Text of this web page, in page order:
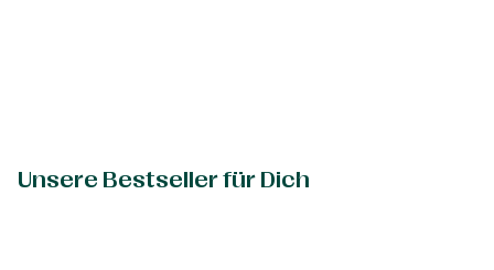
Unsere Bestseller für Dich